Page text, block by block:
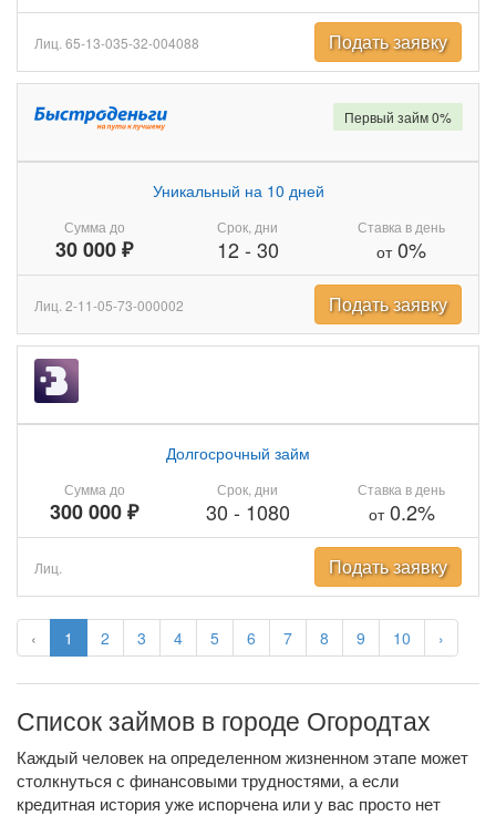
‹ 1 2 3 4 5 6 7 8 9 10 ›
Лиц. 65-13-035-32-004088 Подать заявку
Сумма до
30 000 ₽
Уникальный на 10 дней
Срок, дни
12- 30
Ставка в день
от0%
Первый займ 0%
Лиц. 2-11-05-73-000002 Подать заявку
Сумма до
300 000 ₽
Долгосрочный займ
Срок, дни
30 - 1080
Ставка в день
от0.2%
Лиц. Подать заявку
Список займов в городе Огородтах
Каждый человек на определенном жизненном этапе может
столкнуться с финансовыми трудностями, а если
кредитная история уже испорчена или у вас просто нет